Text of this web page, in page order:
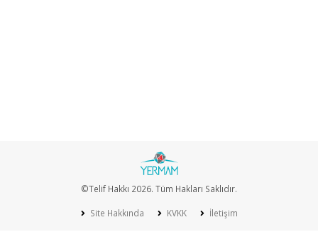
©Telif Hakkı 2026. Tüm Hakları Saklıdır.
Site Hakkında KVKK İletişim